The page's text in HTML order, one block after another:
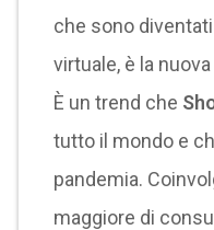
che sono
virtuale, è la
È un trend che
tutto il mondo e
pandemia.
maggiore di